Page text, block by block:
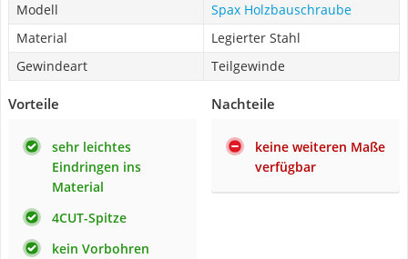
Modell
Spax Holzbauschraube
Material
Legierter Stahl
Gewindeart
Teilgewinde
Vorteile
sehr leichtes
Eindringen ins
Material
4CUT-Spitze
kein Vorbohren
Nachteile
keine weiteren Maße
verfügbar